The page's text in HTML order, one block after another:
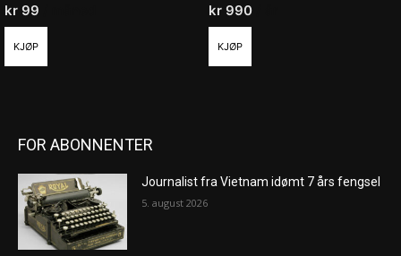
kr 99
KJØP
kr990
KJØP
FOR ABONNENTER
Journalist fra Vietnam idømt 7 års fengsel
5. august 2026